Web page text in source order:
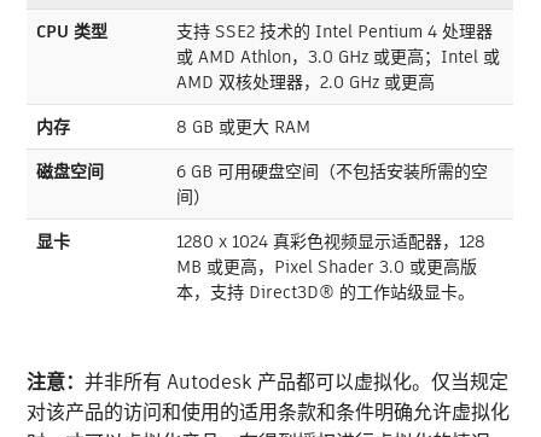
CPU 类型
支持 SSE2 技术的 Intel Pentium 4 处理器
或 AMD Athlon，3.0 GHz 或更高；Intel 或
AMD 双核处理器，2.0 GHz 或更高
内存
8 GB 或更大 RAM
磁盘空间
6 GB 可用硬盘空间（不包括安装所需的空
间）
显卡
1280 x 1024 真彩色视频显示适配器，128
MB 或更高，Pixel Shader 3.0 或更高版
本，支持 Direct3D® 的工作站级显卡。
注意：并非所有 Autodesk 产品都可以虚拟化。仅当规定
对该产品的访问和使用的适用条款和条件明确允许虚拟化